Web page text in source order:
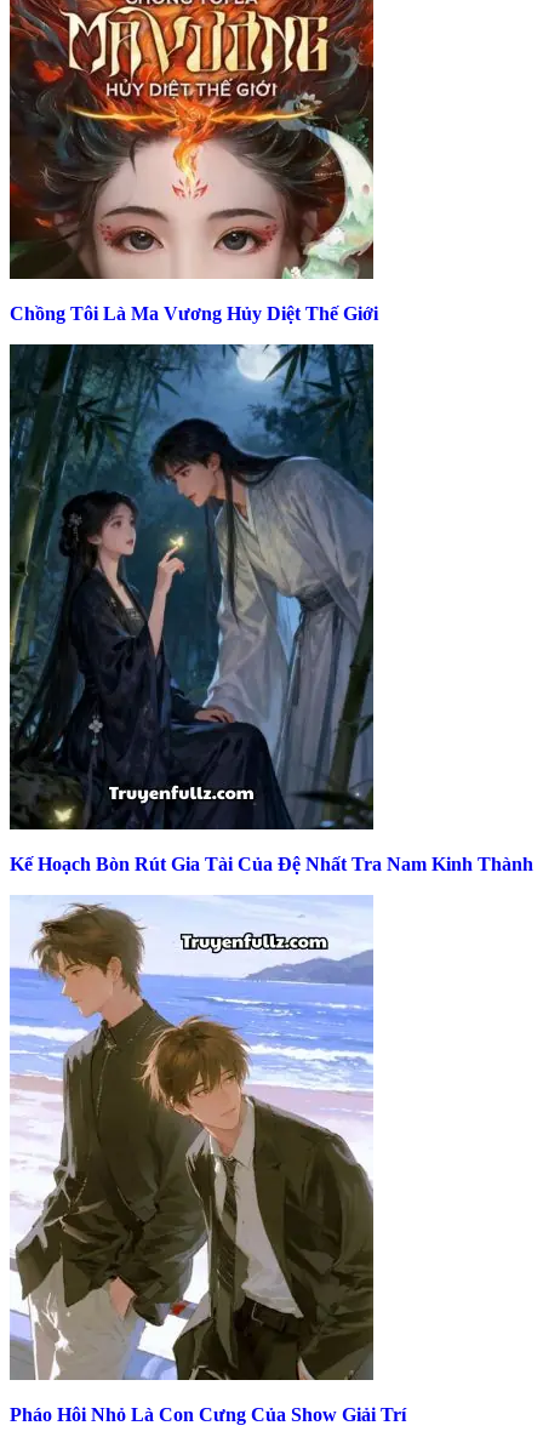
Chồng Tôi Là Ma Vương Hủy Diệt Thế Giới
Kế Hoạch Bòn Rút Gia Tài Của Đệ Nhất Tra Nam Kinh Thành
Pháo Hôi Nhỏ Là Con Cưng Của Show Giải Trí